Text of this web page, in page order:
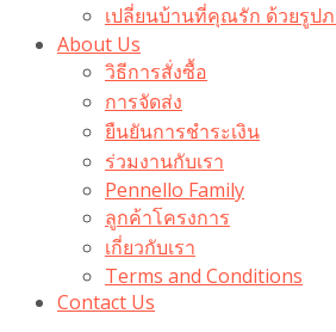
เปลี่ยนบ้านที่คุณรัก ด้วยรูป
About Us
วิธีการสั่งซื้อ
การจัดส่ง
ยืนยันการชำระเงิน
ร่วมงานกับเรา
Pennello Family
ลูกค้าโครงการ
เกี่ยวกับเรา
Terms and Conditions
Contact Us